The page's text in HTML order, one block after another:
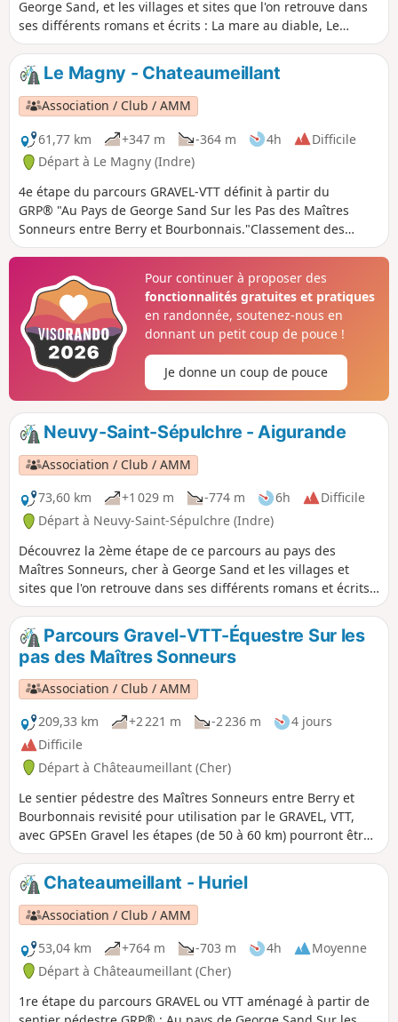
George Sand, et les villages et sites que l'on retrouve dans
ses différents romans et écrits : La mare au diable, Le
meunier d'Angibault, Promenade autour d'un village,
Légendes rustiques, Les Beaux Messieurs de Bois doré,
Mauprat, François le Champi, La petite Fadette et Les
Maîtres Sonneurs trame principale du parcours.
Le Magny - Chateaumeillant
Association / Club / AMM
61,77 km
+347 m -364 m 4h
Difficile
Départ à Le Magny (Indre)
4e étape du parcours GRAVEL-VTT définit à partir du
GRP® "Au Pays de George Sand Sur les Pas des Maîtres
Sonneurs entre Berry et Bourbonnais."Classement des
étapes à titre indicatif nous sommes sur une boucle
Pour continuer à proposer des
fonctionnalités gratuites et pratiques
en randonnée, soutenez-nous en
donnant un petit coup de pouce !
Je donne un coup de pouce
Neuvy-Saint-Sépulchre - Aigurande
Association / Club / AMM
73,60 km
+1 029 m -774 m 6h
Difficile
Départ à Neuvy-Saint-Sépulchre (Indre)
Découvrez la 2ème étape de ce parcours au pays des
Maîtres Sonneurs, cher à George Sand et les villages et
sites que l'on retrouve dans ses différents romans et écrits
entre autres : Promenade autour d'un village.
Parcours Gravel-VTT-Équestre Sur les
pas des Maîtres Sonneurs
Association / Club / AMM
209,33 km
+2 221 m -2 236 m
4 jours
Difficile
Départ à Châteaumeillant (Cher)
Le sentier pédestre des Maîtres Sonneurs entre Berry et
Bourbonnais revisité pour utilisation par le GRAVEL, VTT,
avec GPSEn Gravel les étapes (de 50 à 60 km) pourront être
groupées pour les plus forts soit environ une centaine de
km/jour C'est une boucle donc le départ peut se faire de
n'importe quel village du sentier pour les équestre prévoir
8 étapes
Chateaumeillant - Huriel
Association / Club / AMM
53,04 km
+764 m -703 m 4h
Moyenne
Départ à Châteaumeillant (Cher)
1re étape du parcours GRAVEL ou VTT aménagé à partir de